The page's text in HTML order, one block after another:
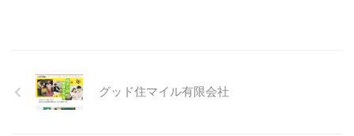
グッド住マイル有限会社